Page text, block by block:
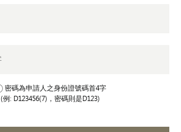
密碼為申請人之身份證號碼首4字
(例: D123456(7)，密碼則是D123)